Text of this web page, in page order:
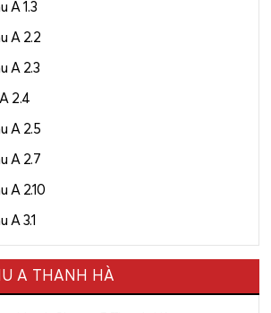
A 1.3
A 2.2
A 2.3
2.4
A 2.5
A 2.7
A 2.10
A 3.1
A THANH HÀ